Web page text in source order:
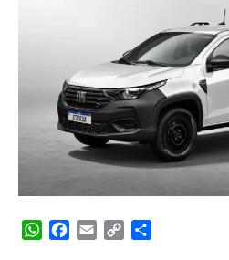
WhatsApp
Facebook
Email Copy